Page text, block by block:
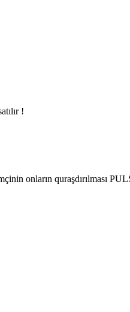
!
onların quraşdırılması